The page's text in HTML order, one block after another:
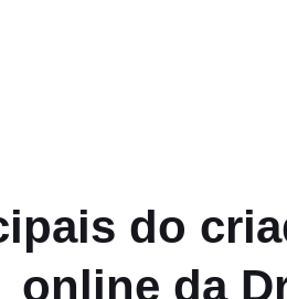
do
online da